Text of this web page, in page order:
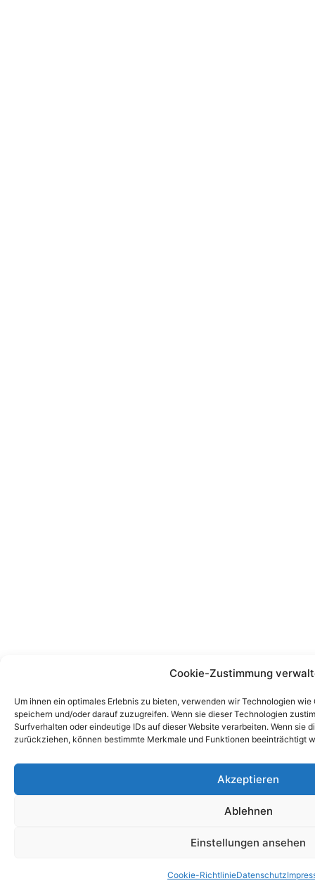
Cookie-Zustimmung
Um ihnen ein optimales Erlebnis zu bieten, verwenden wir Technologien
speichern und/oder darauf zuzugreifen. Wenn sie dieser Technologien
Surfverhalten oder eindeutige IDs auf dieser Website verarbeiten. Wenn sie
zurückziehen, können bestimmte Merkmale und Funktionen beeinträchtigt
Akzeptieren
Ablehnen
Einstellungen ansehen
Cookie-RichtlinieDatenschutz